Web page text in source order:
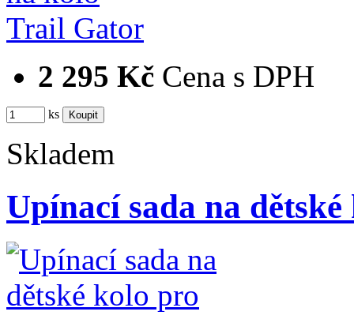
2 295 Kč Cena s DPH
ks
Skladem
Upínací sada na